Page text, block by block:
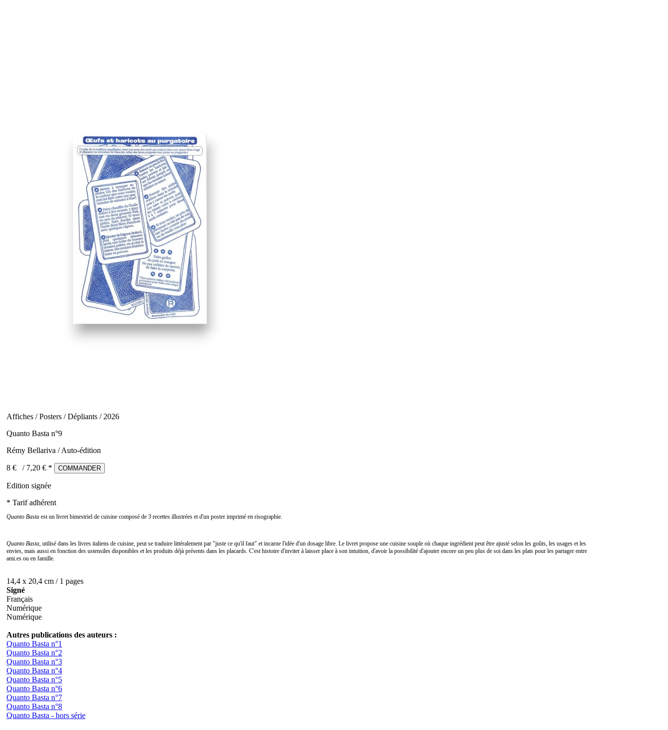
Affiches / Posters / Dépliants / 2026
Quanto Basta n°9
Rémy Bellariva / Auto-édition
8 € / 7,20 € * COMMANDER
Edition signée
* Tarif adhérent
Quanto Basta est un livret bimestriel de cuisine composé de 3 recettes illustrées et d'un poster imprimé en risographie.
Quanto Basta, utilisé dans les livres italiens de cuisine, peut se traduire littéralement par "juste ce qu'il faut" et incarne l'idée d'un dosage libre. Le livret propose une cuisine souple où chaque ingrédient peut être ajusté selon les goûts, les usages et les
envies, mais aussi en fonction des ustensiles disponibles et les produits déjà présents dans les placards. C'est histoire d'inviter à laisser place à son intuition, d'avoir la possibilité d'ajouter encore un peu plus de soi dans les plats pour les partager entre
ami.es ou en famille.
14,4 x 20,4 cm / 1 pages
Signé
Français
Numérique
Numérique
Autres publications des auteurs :
Quanto Basta n°1
Quanto Basta n°2
Quanto Basta n°3
Quanto Basta n°4
Quanto Basta n°5
Quanto Basta n°6
Quanto Basta n°7
Quanto Basta n°8
Quanto Basta - hors série